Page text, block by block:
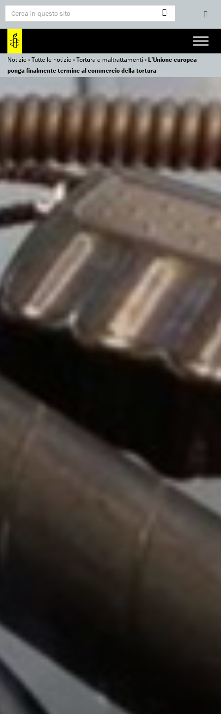
Notizie»Tutte le notizie»Tortura e maltrattamenti »L’Unione europea
ponga finalmente termine al commercio della tortura